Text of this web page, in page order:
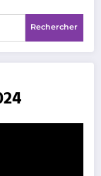
Rechercher